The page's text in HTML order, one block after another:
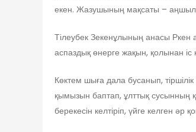
екен. Жазушының мақсаты –
Тілеубек Зекенұлының анасы Ркен
аспаздық өнерге жақын, қолынан іс
Көктем шыға дала бусанып,
қымызын баптап, ұлттық сусынның
берекесін келтіріп, үйге келген